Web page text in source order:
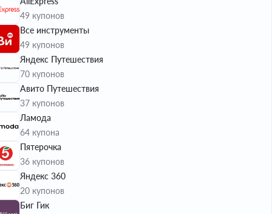
49 купонов
Все инструменты
49 купонов
Яндекс Путешествия
70 купонов
Авито Путешествия
37 купонов
Ламода
64 купона
Пятерочка
36 купонов
Яндекс 360
20 купонов
Биг Гик